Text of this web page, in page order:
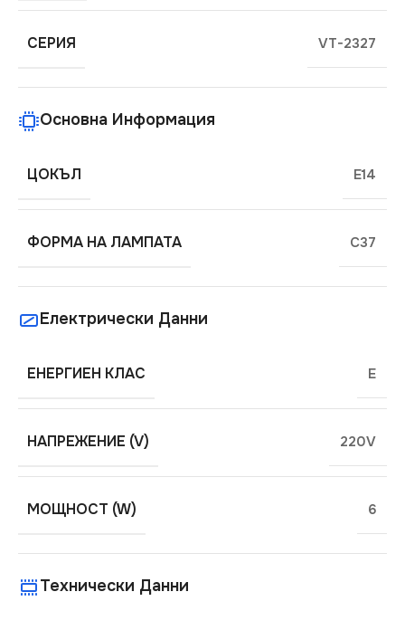
СЕРИЯ VT-2327
Основна Информация
ЦОКЪЛ E14
ФОРМА НА ЛАМПАТА C37
Електрически Данни
ЕНЕРГИЕН КЛАС E
НАПРЕЖЕНИЕ (V) 220V
МОЩНОСТ (W) 6
Технически Данни